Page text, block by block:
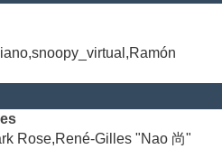
Rose,René-Gilles "Nao 尚"